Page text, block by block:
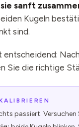
sanft
Kugeln
sind.
Sie die richtige
passiert. Versuchen